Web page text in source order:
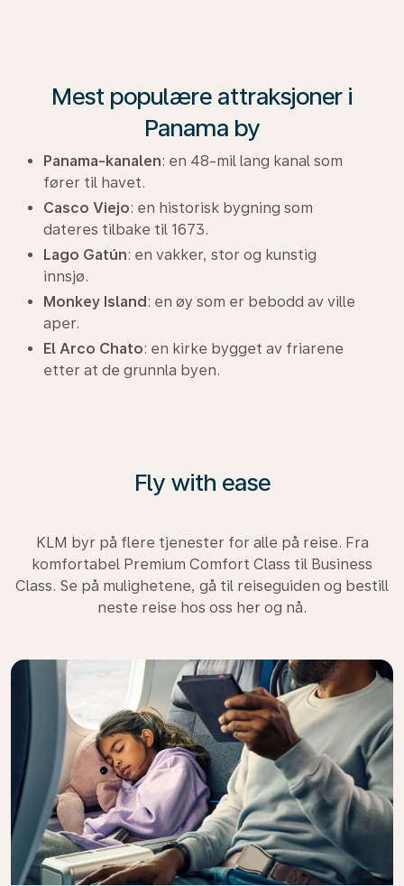
Mest populære attraksjoner i
Panama by
Panama-kanalen: en 48-mil lang kanal som
fører til havet.
Casco Viejo: en historisk bygning som
dateres tilbake til 1673.
Lago Gatún: en vakker, stor og kunstig
innsjø.
Monkey Island: en øy som er bebodd av ville
aper.
El Arco Chato: en kirke bygget av friarene
etter at de grunnla byen.
Fly with ease
KLM byr på flere tjenester for alle på reise. Fra
komfortabel Premium Comfort Class til Business
Class. Se på mulighetene, gå til reiseguiden og bestill
neste reise hos oss her og nå.